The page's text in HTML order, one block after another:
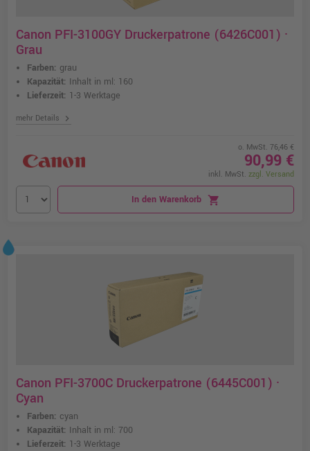
Canon PFI-3100GY Druckerpatrone (6426C001) ·
Grau
Farben: grau
Kapazität: Inhalt in ml: 160
Lieferzeit: 1-3 Werktage
mehr Details chevron_right
o. MwSt. 76,46 €
90,99 €
inkl. MwSt. zzgl. Versand
In den Warenkorb shopping_cart
Canon PFI-3700C Druckerpatrone (6445C001) ·
Cyan
Farben: cyan
Kapazität: Inhalt in ml: 700
Lieferzeit: 1-3 Werktage